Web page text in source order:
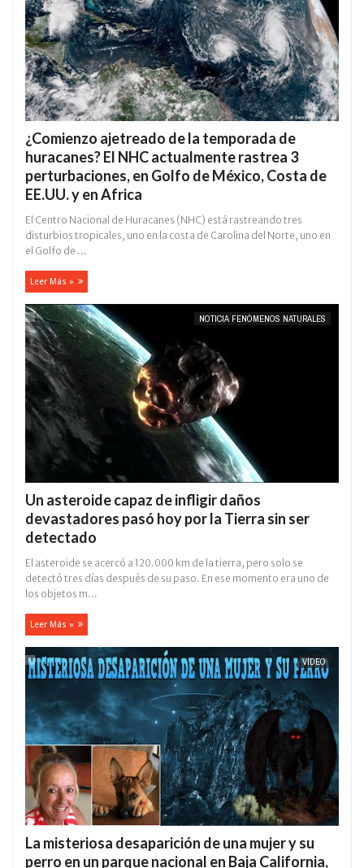
¿Comienzo ajetreado de la temporada de
huracanes? El NHC actualmente rastrea 3
perturbaciones, en Golfo de México, Costa de
EE.UU. y en Africa
El Centro Nacional de Huracanes (NHC) está rastreando tres
disturbios tropicales, uno en la costa de Carolina del Norte, uno en
el Golfo de ...
Leer Más »
NOTICIA FENÓMENOS NATURALES
Un asteroide capaz de infligir daños
devastadores pasó hoy por la Tierra sin ser
detectado
El asteroide se acercó a 120.000 km de la tierra, pero solo se
detectó tres días después de su paso. En ese momento era uno de
los objetos m...
Leer Más »
VÍDEO
La misteriosa desaparición de una mujer y su
perro en un parque nacional en Baja California,